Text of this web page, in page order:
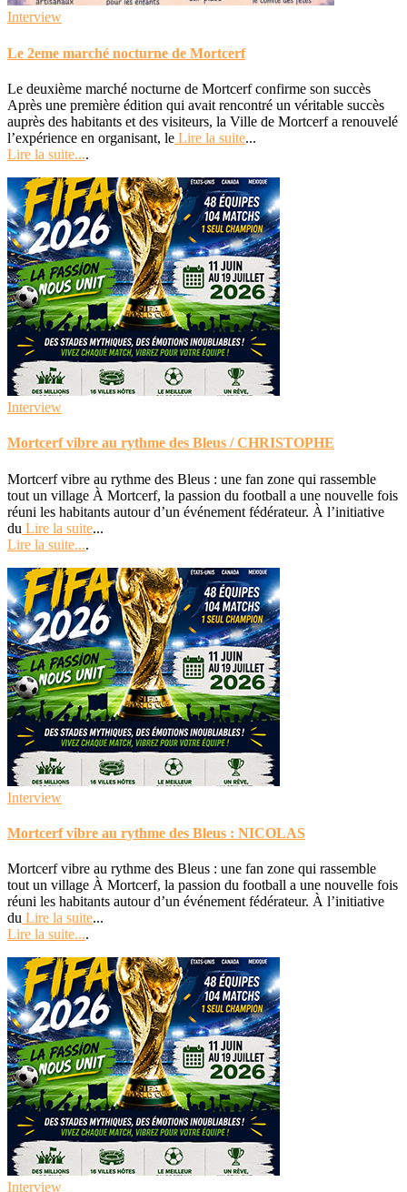
Interview
Le 2eme marché nocturne de Mortcerf
Le deuxième marché nocturne de Mortcerf confirme son succès
Après une première édition qui avait rencontré un véritable succès
auprès des habitants et des visiteurs, la Ville de Mortcerf a renouvelé
l’expérience en organisant, le Lire la suite...
Lire la suite....
Interview
Mortcerf vibre au rythme des Bleus / CHRISTOPHE
Mortcerf vibre au rythme des Bleus : une fan zone qui rassemble
tout un village À Mortcerf, la passion du football a une nouvelle fois
réuni les habitants autour d’un événement fédérateur. À l’initiative
du Lire la suite...
Lire la suite....
Interview
Mortcerf vibre au rythme des Bleus : NICOLAS
Mortcerf vibre au rythme des Bleus : une fan zone qui rassemble
tout un village À Mortcerf, la passion du football a une nouvelle fois
réuni les habitants autour d’un événement fédérateur. À l’initiative
du Lire la suite...
Lire la suite....
Interview